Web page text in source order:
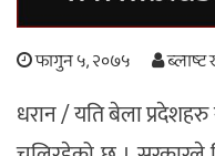
छापा समाचार
फागुन ५, २०७५ ब्लाष्ट
धरान / यति बेला प्रदेशहरु